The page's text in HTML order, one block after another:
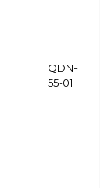
QDN-
55-01